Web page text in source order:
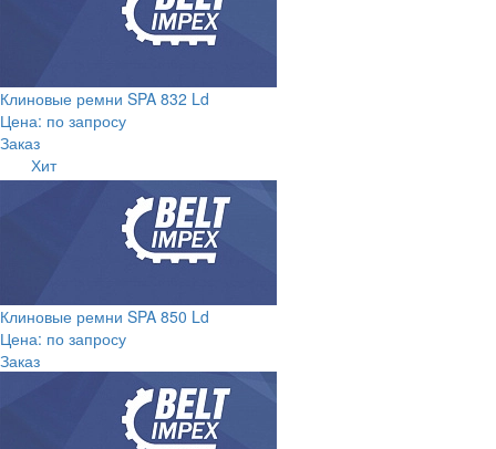
Клиновые ремни SPA 832 Ld
Цена: по запросу
Заказ
Хит
Клиновые ремни SPA 850 Ld
Цена: по запросу
Заказ